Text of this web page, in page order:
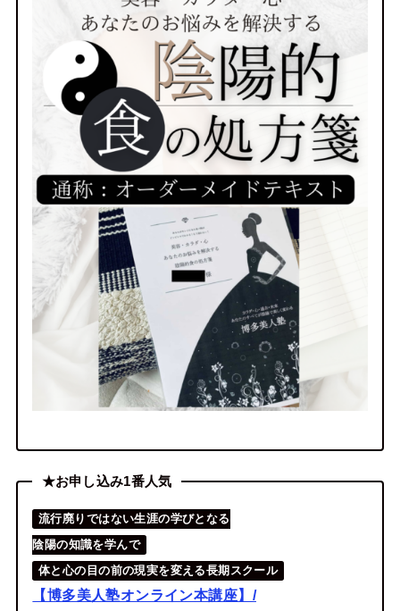
★お申し込み1番人気
流行廃りではない生涯の学びとなる
陰陽の知識を学んで
体と心の目の前の現実を変える長期スクール
【博多美人塾オンライン本講座】/